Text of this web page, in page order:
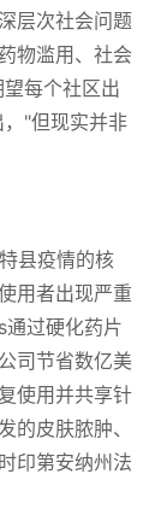
层次社会问题
物滥用、社会
每个社区出
"但现实并非
县疫情的核
用者出现严重
过硬化药片
司节省数亿美
使用并共享针
的皮肤脓肿、
印第安纳州法